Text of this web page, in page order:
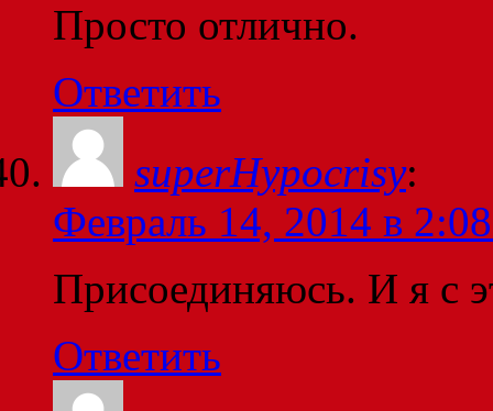
Просто отлично.
Ответить
superHypocrisy:
Февраль 14, 2014 в
Присоединяюсь. И я с
Ответить